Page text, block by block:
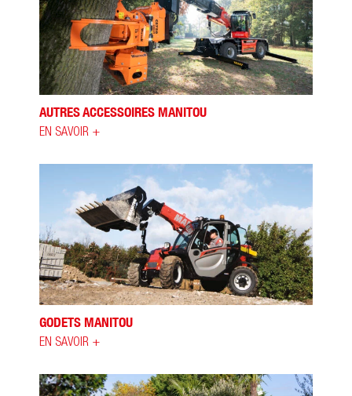
AUTRES ACCESSOIRES MANITOU
EN SAVOIR +
GODETS MANITOU
EN SAVOIR +